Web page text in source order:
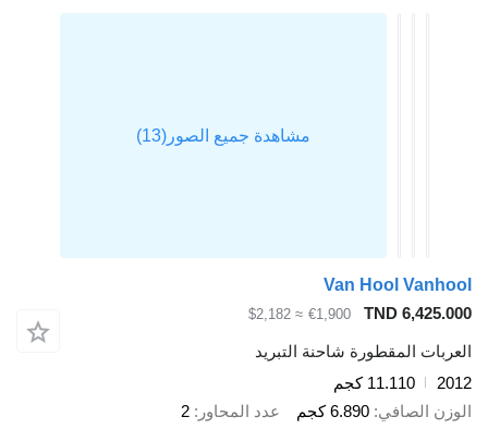
Van Hool Vanhool
TND 6,425.000
€1,900
≈ $2,182
العربات المقطورة شاحنة التبريد
2012
11.110 كجم
الوزن الصافي 6.890 كجم عدد المحاور 2